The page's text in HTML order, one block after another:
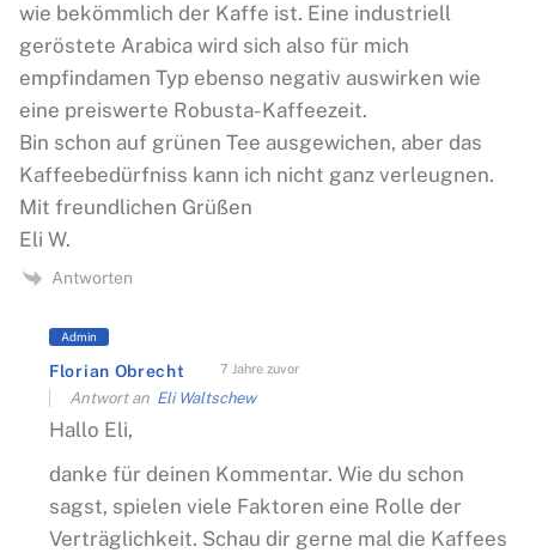
wie bekömmlich der Kaffe ist. Eine industriell
geröstete Arabica wird sich also für mich
empfindamen Typ ebenso negativ auswirken wie
eine preiswerte Robusta- Kaffeezeit.
Bin schon auf grünen Tee ausgewichen, aber das
Kaffeebedürfniss kann ich nicht ganz verleugnen.
Mit freundlichen Grüßen
Eli W.
Antworten
Admin
Florian Obrecht 7 Jahre zuvor
Antwort an Eli Waltschew
Hallo Eli,
danke für deinen Kommentar. Wie du schon
sagst, spielen viele Faktoren eine Rolle der
Verträglichkeit. Schau dir gerne mal die Kaffees